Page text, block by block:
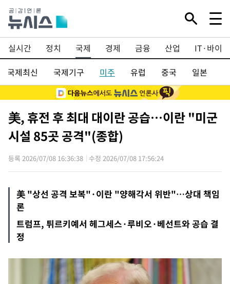
실시간 정치 국제 경제 금융 산업
IT·바이오
국제최신
국제기구 미주 유럽 중국 일본
美, 휴전 후 최대 대이란 공습…이란 "미군
시설 85곳 공격"(종합)
등록 2026/07/08 16:36:38 수정 2026/07/08 17:56:24
美 "상선 공격 보복"·이란 "양해각서 위반"…상대 책임
론
트럼프, 튀르키예서 헤그세스·루비오·베선트와 공습 결
정